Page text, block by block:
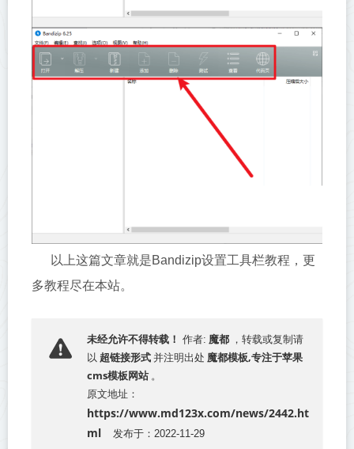
以上这篇文章就是Bandizip设置工具栏教程，更
多教程尽在本站。
未经允许不得转载！ 作者: 魔都 ，转载或复制请
以 超链接形式 并注明出处 魔都模板,专注于苹果
cms模板网站 。
原文地址：
https://www.md123x.com/news/2442.ht
ml
发布于：2022-11-29